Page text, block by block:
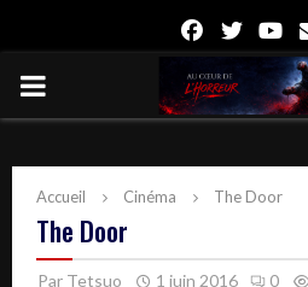
Facebook
PRIMARY
Accueil Cinéma The Door
The Door
Par Tetsuo 1 juin 2016 0